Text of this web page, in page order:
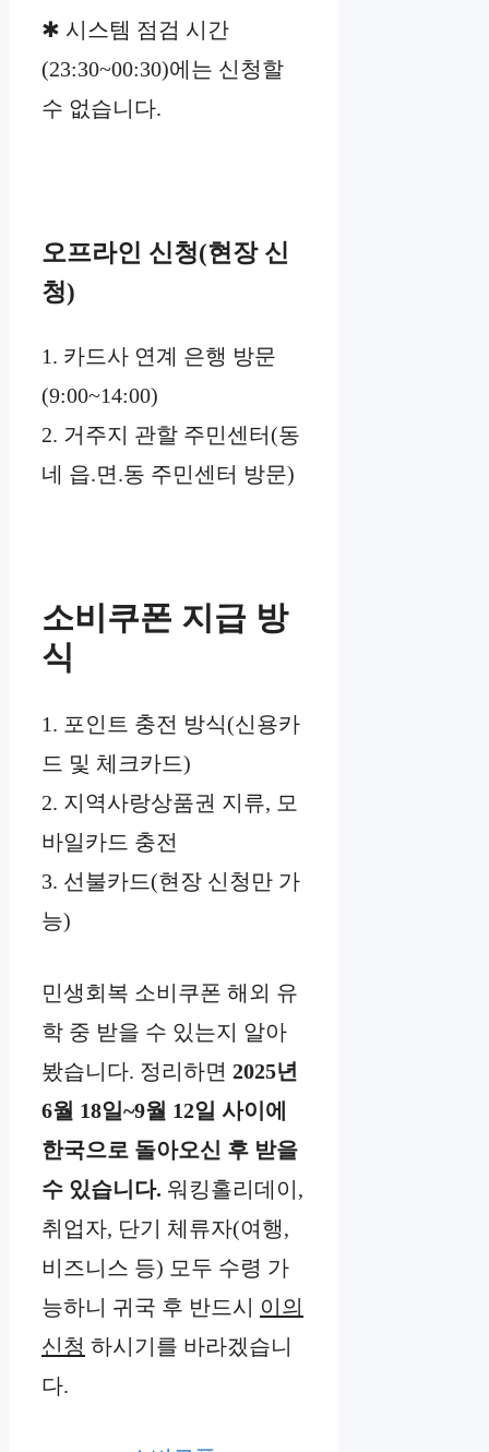
✱ 시스템 점검 시간
(23:30~00:30)에는 신청할
수 없습니다.
오프라인 신청(현장 신
청)
1. 카드사 연계 은행 방문
(9:00~14:00)
2. 거주지 관할 주민센터(동
네 읍.면.동 주민센터 방문)
소비쿠폰 지급 방
식
1. 포인트 충전 방식(신용카
드 및 체크카드)
2. 지역사랑상품권 지류, 모
바일카드 충전
3. 선불카드(현장 신청만 가
능)
민생회복 소비쿠폰 해외 유
학 중 받을 수 있는지 알아
봤습니다. 정리하면 2025년
6월 18일~9월 12일 사이에
한국으로 돌아오신 후 받을
수 있습니다. 워킹홀리데이,
취업자, 단기 체류자(여행,
비즈니스 등) 모두 수령 가
능하니 귀국 후 반드시 이의
신청 하시기를 바라겠습니
다.